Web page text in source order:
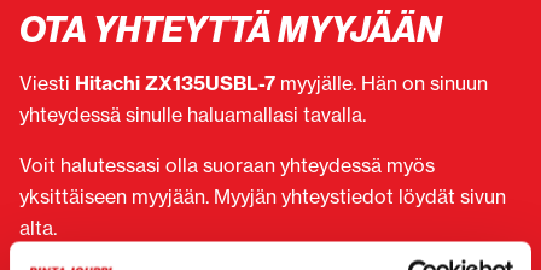
OTA YHTEYTTÄ MYYJÄÄN
Viesti Hitachi ZX135USBL-7 myyjälle. Hän on sinuun
yhteydessä sinulle haluamallasi tavalla.
Voit halutessasi olla suoraan yhteydessä myös
yksittäiseen myyjään. Myyjän yhteystiedot löydät sivun
alta.